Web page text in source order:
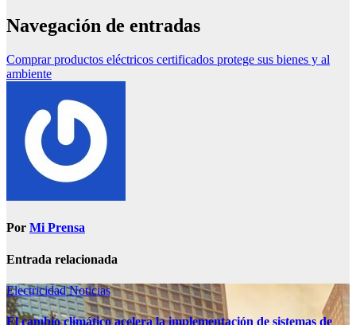
Navegación de entradas
Comprar productos eléctricos certificados protege sus bienes y al
ambiente
Por Mi Prensa
Entrada relacionada
ElectricidadNoticias
El cambio climático acelera la implementación de sistemas de